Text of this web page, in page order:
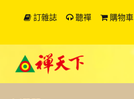
訂雜誌 聽禪 購物車